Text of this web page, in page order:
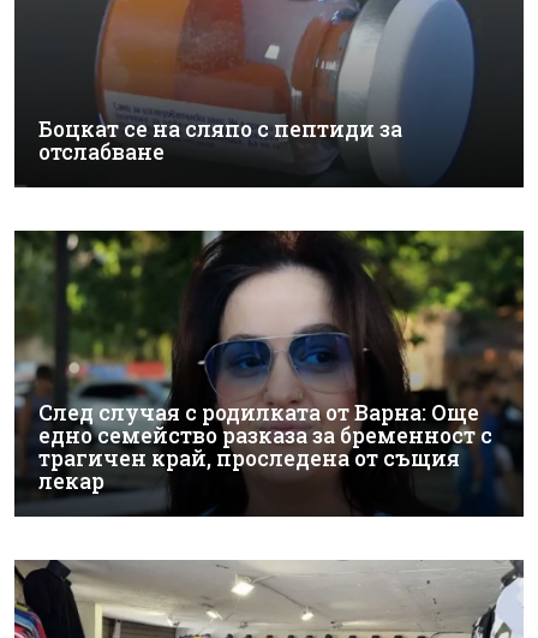
Боцкат се на сляпо с пептиди за
отслабване
След случая с родилката от Варна: Още
едно семейство разказа за бременност с
трагичен край, проследена от същия
лекар